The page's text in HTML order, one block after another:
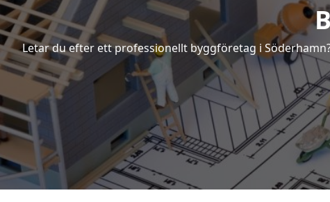
Letar du efter ett professionellt byggföretag i